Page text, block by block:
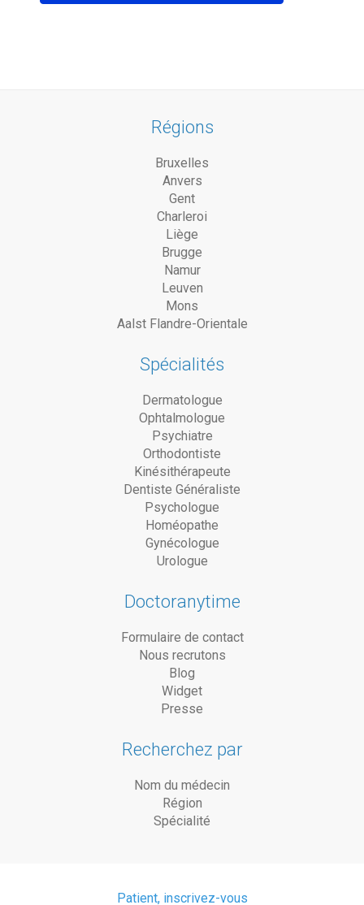
Régions
Bruxelles
Anvers
Gent
Charleroi
Liège
Brugge
Namur
Leuven
Mons
Aalst Flandre-Orientale
Spécialités
Dermatologue
Ophtalmologue
Psychiatre
Orthodontiste
Kinésithérapeute
Dentiste Généraliste
Psychologue
Homéopathe
Gynécologue
Urologue
Doctoranytime
Formulaire de contact
Nous recrutons
Blog
Widget
Presse
Recherchez par
Nom du médecin
Région
Spécialité
Patient, inscrivez-vous